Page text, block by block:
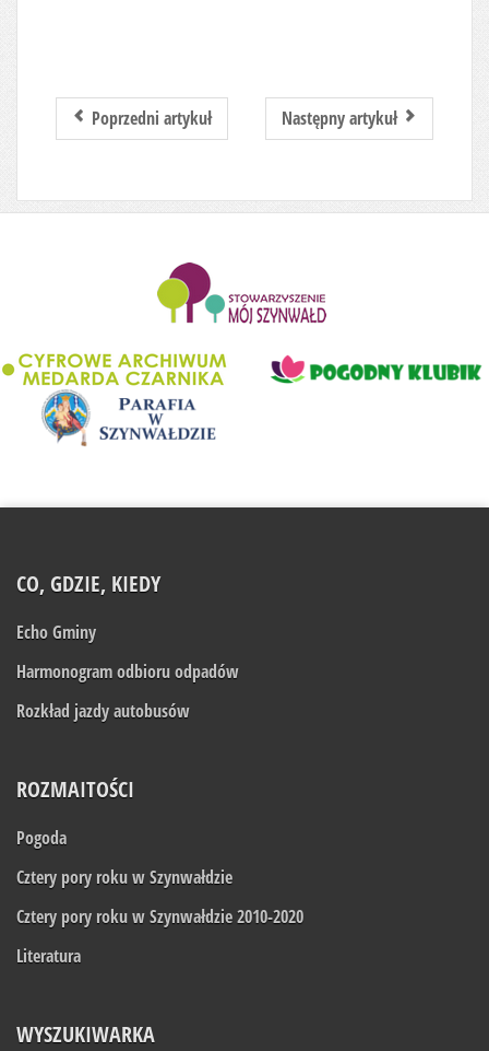
Poprzedni artykuł Następny artykuł
CO, GDZIE, KIEDY
Echo Gminy
Harmonogram odbioru odpadów
Rozkład jazdy autobusów
ROZMAITOŚCI
Pogoda
Cztery pory roku w Szynwałdzie
Cztery pory roku w Szynwałdzie 2010-2020
Literatura
WYSZUKIWARKA